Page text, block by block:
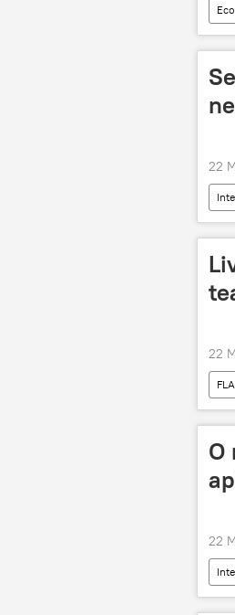
22
22
O
22